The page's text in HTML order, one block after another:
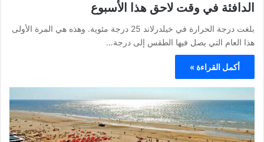
الدافئة في وقت لاحق هذا الأسبوع
بلغت درجة الحرارة في خيلدرلاند 25 درجة مئوية. وهذه هي المرة الأولى
هذا العام التي يصل فيها الطقس إلى درجة…
أكمل القراءة »